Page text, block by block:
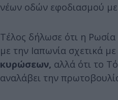
νέων οδών εφοδιασμού με
Τέλος δήλωσε ότι η Ρωσία
με την Ιαπωνία σχετικά
κυρώσεων, αλλά ότι το
αναλάβει την